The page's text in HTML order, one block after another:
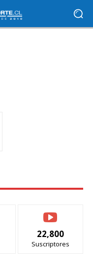
22,800
Suscriptores